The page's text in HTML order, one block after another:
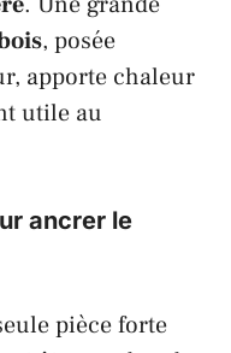
, posée
apporte chaleur
utile au
ancrer le
pièce forte